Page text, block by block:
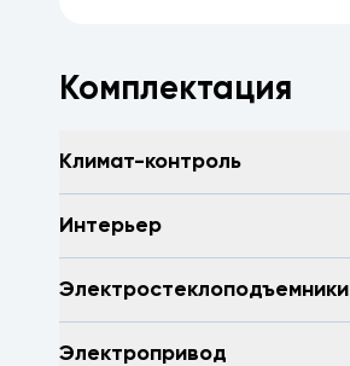
Комплектация
Климат-контроль
Интерьер
Электростеклоподъемники
Электропривод